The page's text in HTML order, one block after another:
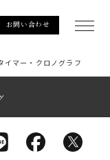
お問い合わせ
イマー・クロノグラフ